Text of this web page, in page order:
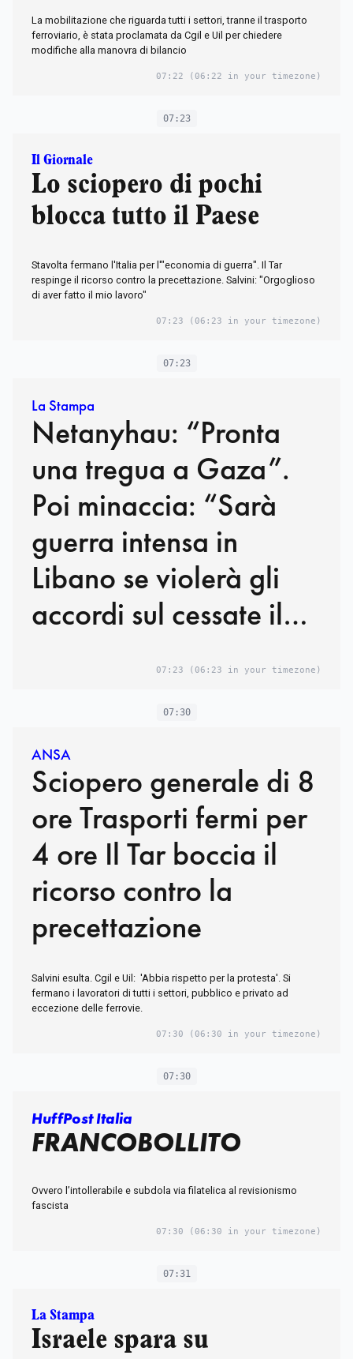
La mobilitazione che riguarda tutti i settori, tranne il trasporto
ferroviario, è stata proclamata da Cgil e Uil per chiedere
modifiche alla manovra di bilancio
07:22 (06:22 in your timezone)
07:23
Il Giornale
Lo sciopero di pochi
blocca tutto il Paese
Stavolta fermano l'Italia per l'"economia di guerra". Il Tar
respinge il ricorso contro la precettazione. Salvini: "Orgoglioso
di aver fatto il mio lavoro"
07:23 (06:23 in your timezone)
07:23
La Stampa
Netanyhau: “Pronta
una tregua a Gaza”.
Poi minaccia: “Sarà
guerra intensa in
Libano se violerà gli
accordi sul cessate il
07:23 (06:23 in your timezone)
07:30
ANSA
Sciopero generale di 8
ore Trasporti fermi per
4 ore Il Tar boccia il
ricorso contro la
precettazione
Salvini esulta. Cgil e Uil: 'Abbia rispetto per la protesta'. Si
fermano i lavoratori di tutti i settori, pubblico e privato ad
eccezione delle ferrovie.
07:30 (06:30 in your timezone)
07:30
HuffPost Italia
FRANCOBOLLITO
Ovvero l’intollerabile e subdola via filatelica al revisionismo
fascista
07:30 (06:30 in your timezone)
07:31
La Stampa
Israele spara su